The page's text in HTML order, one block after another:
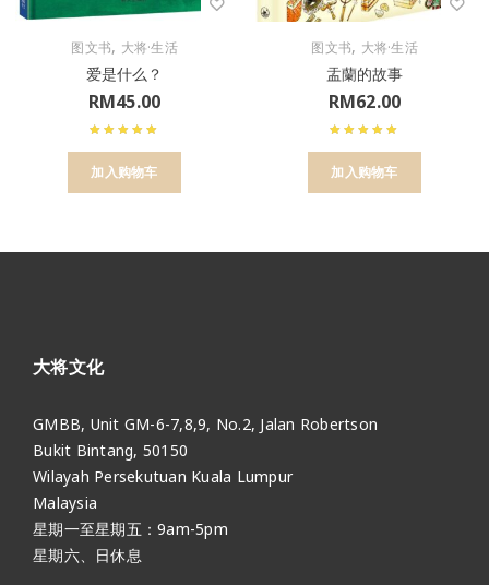
图文书, 大将·生活
爱是什么？
RM45.00
加入购物车
图文书, 大将·生活
盂蘭的故事
RM62.00
加入购物车
大将文化
GMBB, Unit GM-6-7,8,9, No.2, Jalan Robertson
Bukit Bintang, 50150
Wilayah Persekutuan Kuala Lumpur
Malaysia
星期一至星期五：9am-5pm
星期六、日休息